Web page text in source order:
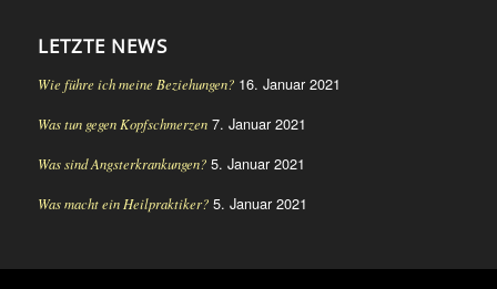
LETZTE NEWS
Wie führe ich meine Beziehungen? 16. Januar 2021
Was tun gegen Kopfschmerzen 7. Januar 2021
Was sind Angsterkrankungen? 5. Januar 2021
Was macht ein Heilpraktiker? 5. Januar 2021